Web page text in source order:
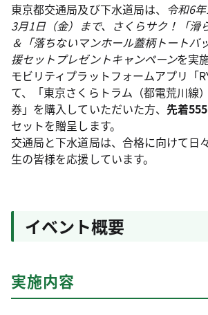
東京都交通局及び下水道局は、 令和6
3月1日（金）まで、さくらサク！「滑
＆「落ちないマンホール蓋柄トートバ
援セットプレゼントキャンペーンを実
モビリティプラットフォームアプリ「
て、「東京さくらトラム（都電荒川線
券」を購入していただいた方、 先着
セットを贈呈します。
交通局と下水道局は、合格に向けて日
生の皆様を応援しています。
イベント概要
実施内容